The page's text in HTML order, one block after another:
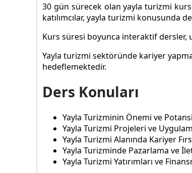
30 gün sürecek olan yayla turizmi
katılımcılar, yayla turizmi konusunda
Kurs süresi boyunca interaktif dersler,
Yayla turizmi sektöründe kariyer
hedeflemektedir.
Ders Konuları
Yayla Turizminin Önemi ve
Yayla Turizmi Projeleri ve
Yayla Turizmi Alanında Kariyer
Yayla Turizminde Pazarlama ve
Yayla Turizmi Yatırımları ve